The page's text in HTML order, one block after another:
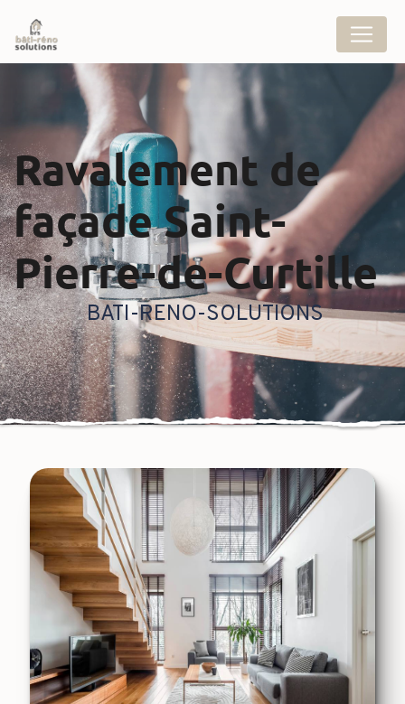
ravalement de
façade Saint-
Pierre-de-Curtille
BATI-RENO-SOLUTIONS